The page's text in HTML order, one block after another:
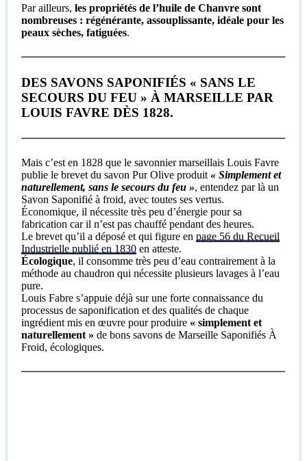
Par ailleurs, les propriétés de l’huile de Chanvre sont
nombreuses : régénérante, assouplissante, idéale pour les
peaux sèches, fatiguées.
DES SAVONS SAPONIFIÉS « SANS LE
SECOURS DU FEU » À MARSEILLE PAR
LOUIS FAVRE DÈS 1828.
Mais c’est en 1828 que le savonnier marseillais Louis Favre
publie le brevet du savon Pur Olive produit« Simplement et
naturellement, sans le secours du feu », entendez par là un
Savon Saponifié à froid, avec toutes ses vertus.
Économique, il nécessite très peu d’énergie pour sa
fabrication car il n’est pas chauffé pendant des heures.
Le brevet qu’il a déposé et qui figure en page 56 du Recueil
Industrielle publié en 1830 en atteste.
Écologique, il consomme très peu d’eau contrairement à la
méthode au chaudron qui nécessite plusieurs lavages à l’eau
pure.
Louis Fabre s’appuie déjà sur une forte connaissance du
processus de saponification et des qualités de chaque
ingrédient mis en œuvre pour produire « simplement et
naturellement » de bons savons de Marseille Saponifiés À
Froid, écologiques.